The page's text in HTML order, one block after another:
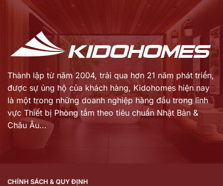
Thành lập từ năm 2004, trải qua hơn 21 năm phát triển,
được sự ủng hộ của khách hàng, Kidohomes hiện nay
là một trong những doanh nghiệp hàng đầu trong lĩnh
vực Thiết bị Phòng tắm theo tiêu chuẩn Nhật Bản &
Châu Âu...
CHÍNH SÁCH & QUY ĐỊNH